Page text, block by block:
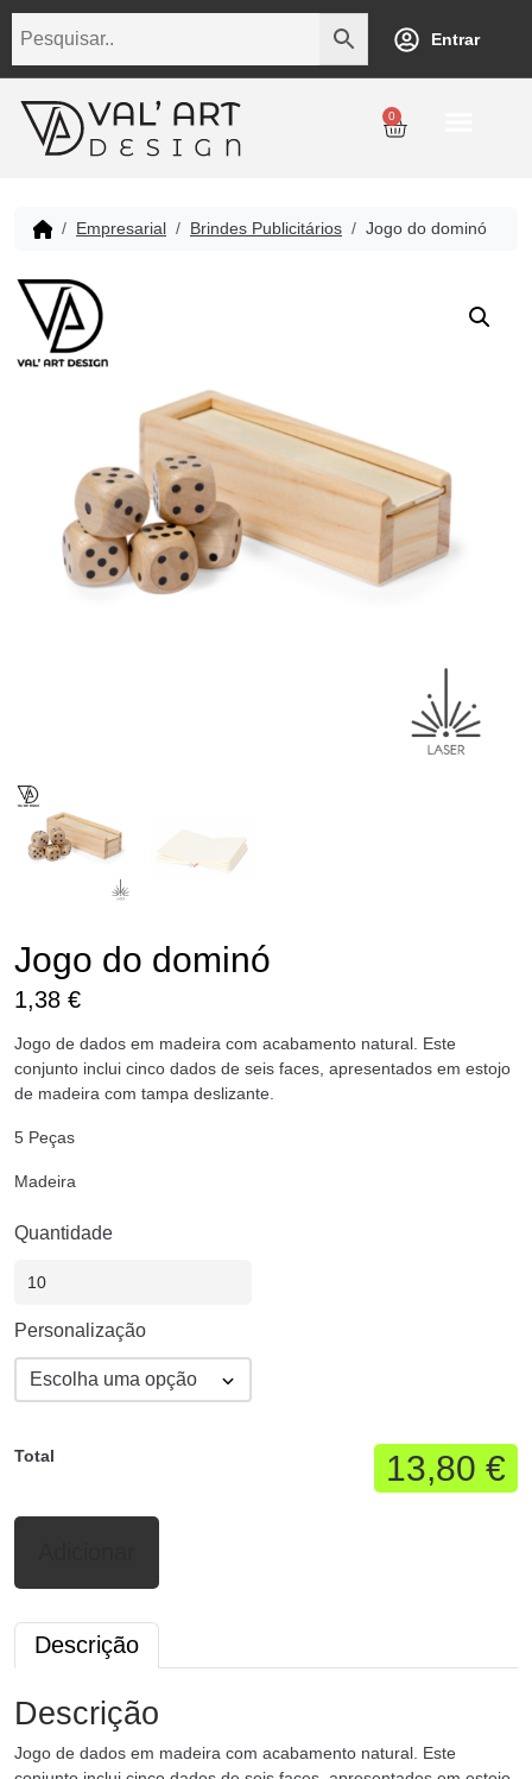
Entrar
0
Empresarial Brindes Publicitários Jogo do dominó
Jogo do dominó
1,38 €
Jogo de dados em madeira com acabamento natural. Este
conjunto inclui cinco dados de seis faces, apresentados em estojo
de madeira com tampa deslizante.
5 Peças
Madeira
Quantidade
Personalização
Total 13,80 €
Descrição
Descrição
Jogo de dados em madeira com acabamento natural. Este